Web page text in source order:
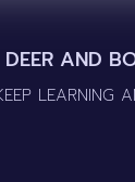
DEER AND
LEARNING